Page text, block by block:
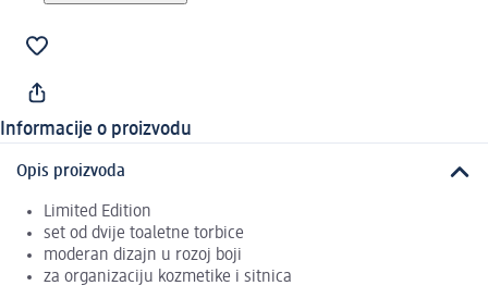
Informacije o proizvodu
Opis proizvoda
Limited Edition
set od dvije toaletne torbice
moderan dizajn u rozoj boji
za organizaciju kozmetike i sitnica